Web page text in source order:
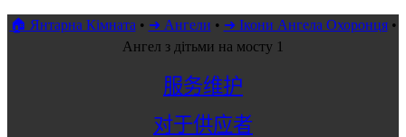
🏠 Янтарна Кімната • ➜ Ангели • ➜ Ікони Ангела Охоронця•
Ангел з дітьми на мосту 1
服务维护
对于供应者